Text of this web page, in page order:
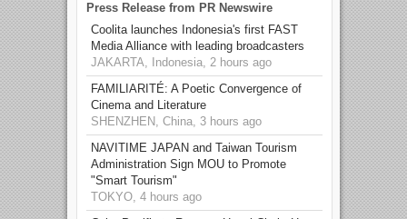
Press Release from PR Newswire
Coolita launches Indonesia's first FAST
Media Alliance with leading broadcasters
JAKARTA, Indonesia, 2 hours ago
FAMILIARITÉ: A Poetic Convergence of
Cinema and Literature
SHENZHEN, China, 3 hours ago
NAVITIME JAPAN and Taiwan Tourism
Administration Sign MOU to Promote
"Smart Tourism"
TOKYO, 4 hours ago